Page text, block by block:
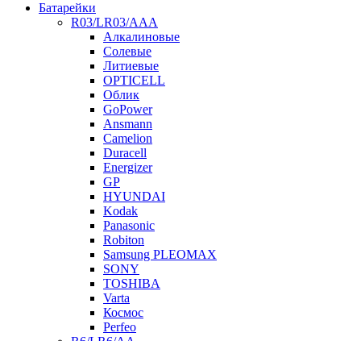
Батарейки
R03/LR03/AAA
Алкалиновые
Солевые
Литиевые
OPTICELL
Облик
GoPower
Ansmann
Camelion
Duracell
Energizer
GP
HYUNDAI
Kodak
Panasonic
Robiton
Samsung PLEOMAX
SONY
TOSHIBA
Varta
Космос
Perfeo